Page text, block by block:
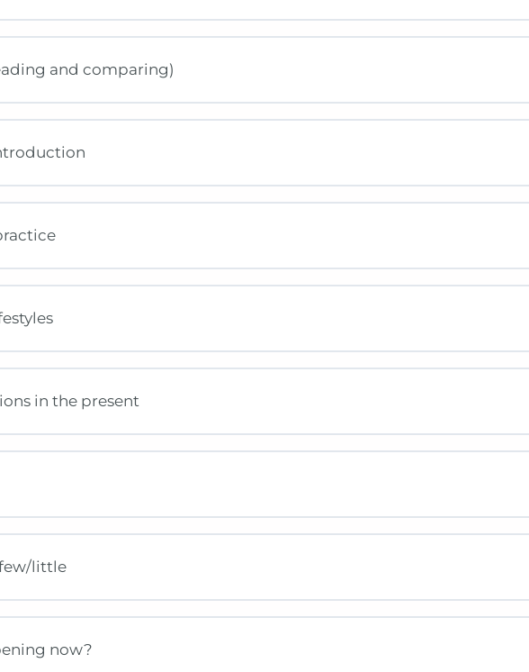
and comparing)
in the present
few/little
now?